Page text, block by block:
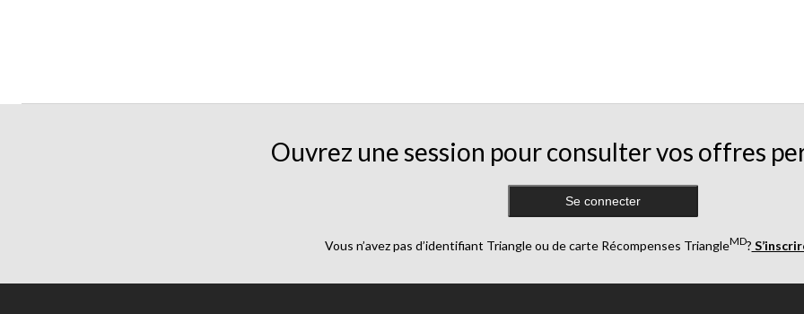
Ouvrez une session pour consulter vos offres
Se connecter
Vous n’avez pas d’identifiant Triangle ou de carte Récompenses TriangleMD?